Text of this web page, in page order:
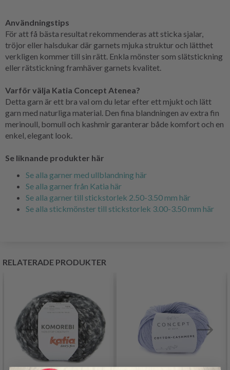
Användningstips
För att få bästa resultat rekommenderas att sticka sjalar,
tröjor eller halsdukar där garnets mjuka struktur och lätthet
verkligen kommer till sin rätt. Enkla mönster som slätstickning
eller rätstickning framhäver garnets kvalitet.
Varför välja Katia Concept Atenea?
Detta garn är ett bra val om du letar efter ett mjukt och lätt
garn med naturliga material. Den fina blandningen av extra fin
merinoull, bomull och kashmir garanterar både komfort och en
enkel, elegant look.
Se liknande produkter här
Se alla garner med ullblandning här
Se alla garner från Katia här
Se alla garner till stickstorlek 2.50-3.50 mm här
Se alla stickmönster till stickstorlek 3.00-3.50 mm här
RELATERADE PRODUKTER